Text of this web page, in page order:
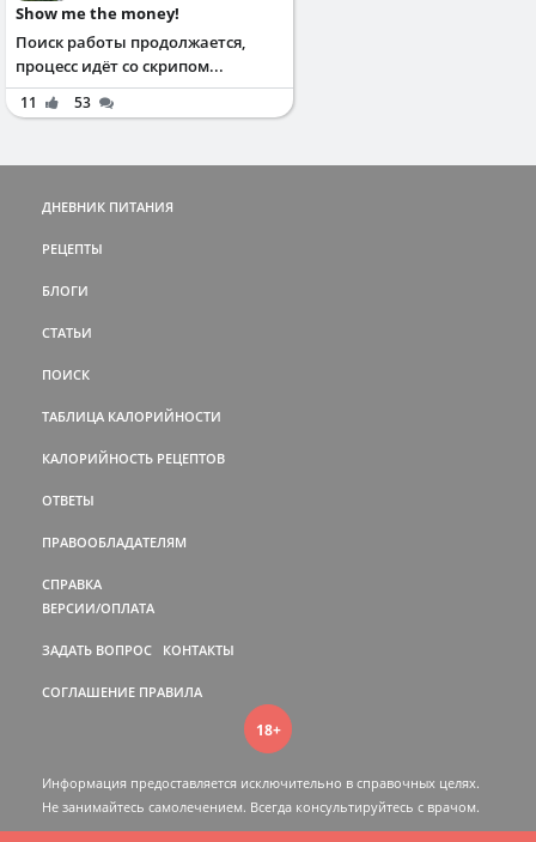
Show me the money!
Поиск работы продолжается,
процесс идёт со скрипом...
11 53
ДНЕВНИК ПИТАНИЯ
РЕЦЕПТЫ
БЛОГИ
СТАТЬИ
ПОИСК
ТАБЛИЦА КАЛОРИЙНОСТИ
КАЛОРИЙНОСТЬ РЕЦЕПТОВ
ОТВЕТЫ
ПРАВООБЛАДАТЕЛЯМ
СПРАВКА
ВЕРСИИ/ОПЛАТА
ЗАДАТЬ ВОПРОС КОНТАКТЫ
СОГЛАШЕНИЕ ПРАВИЛА
18+
Информация предоставляется исключительно в справочных целях.
Не занимайтесь самолечением. Всегда консультируйтесь c врачом.